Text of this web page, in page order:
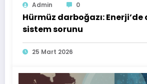
Admin 0
Hürmüz darboğazı: Enerji’de
sistem sorunu
25 Mart 2026